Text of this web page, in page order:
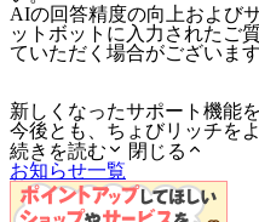
AIの回答精度の向上および
ットボットに入力されたご
ていただく場合がございま
新しくなったサポート機能
今後とも、ちょびリッチを
続きを読む
閉じる
お知らせ一覧